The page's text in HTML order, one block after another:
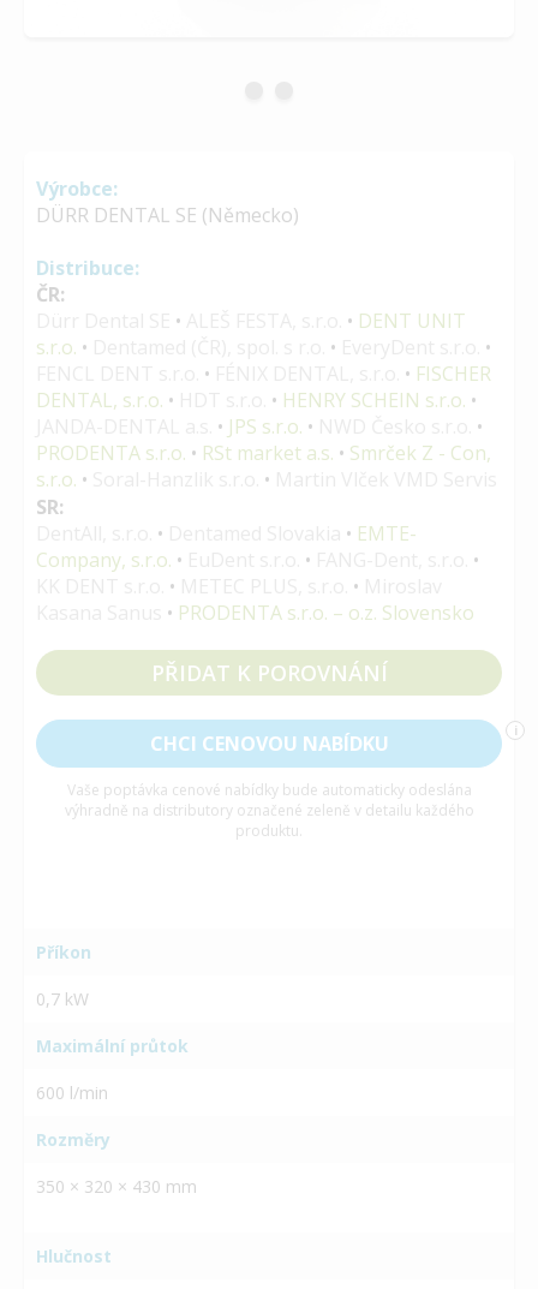
Výrobce:
DÜRR DENTAL SE (Německo)
Distribuce:
ČR:
• • DENT UNIT
s.r.o. • •
•
• • FISCHER
DENTAL, s.r.o. • • HENRY SCHEIN s.r.o. •
• JPS s.r.o. •
•
PRODENTA s.r.o. • RSt market a.s. • Smrček Z - Con,
s.r.o. • •
SR:
• • EMTE-
Company, s.r.o. • •
•
• •
• PRODENTA s.r.o. – o.z. Slovensko
PŘIDAT K POROVNÁNÍ
CHCI CENOVOU NABÍDKU i
Vaše poptávka cenové nabídky bude automaticky odeslána
výhradně na distributory označené zeleně v detailu každého
produktu.
Příkon
0,7 kW
Maximální průtok
600 l/min
Rozměry
350 × 320 × 430 mm
Hlučnost